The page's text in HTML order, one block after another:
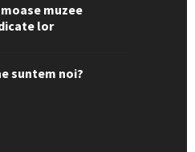
muzee
lor
suntem noi?